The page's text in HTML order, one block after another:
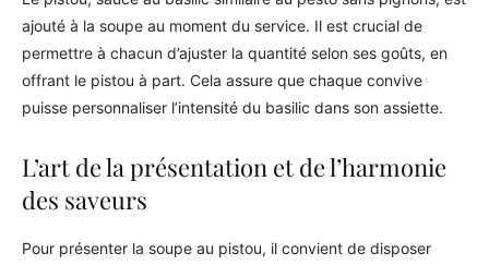
ajouté à la soupe au moment du service. Il est crucial de
permettre à chacun d’ajuster la quantité selon ses goûts, en
offrant le pistou à part. Cela assure que chaque convive
puisse personnaliser l’intensité du basilic dans son assiette.
L’art de la présentation et de l’harmonie
des saveurs
Pour présenter la soupe au pistou, il convient de disposer